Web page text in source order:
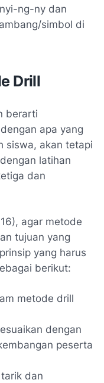
ng-ny dan
simbol di
Drill
berarti
apa yang
siswa, akan tetapi
latihan
dan
agar metode
tujuan yang
yang harus
berikut:
metode drill
dengan
peserta
dan